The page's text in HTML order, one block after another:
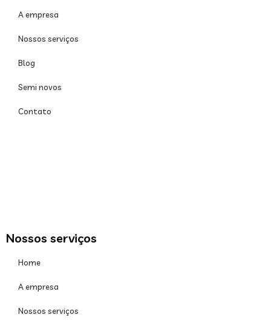
A empresa
Nossos serviços
Blog
Semi novos
Contato
Nossos serviços
Home
A empresa
Nossos serviços